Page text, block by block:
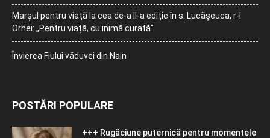
Marșul pentru viață la cea de-a II-a ediție în s. Lucășeuca, r-l
Orhei: „Pentru viață, cu inimă curată”
Învierea Fiului văduvei din Nain
POSTĂRI POPULARE
+++ Rugăciune puternică pentru momentele